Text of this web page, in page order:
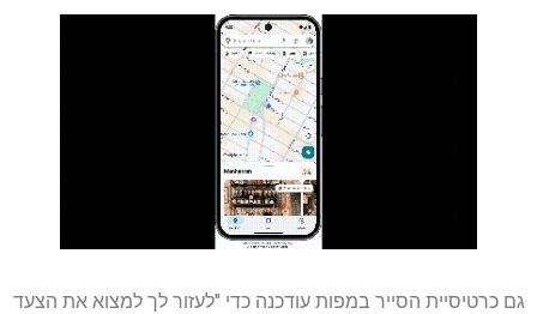
גם כרטיסיית הסייר במפות עודכנה כדי "לעזור לך למצוא את הצעד